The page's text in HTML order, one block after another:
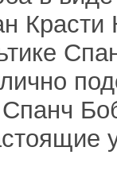
Красти